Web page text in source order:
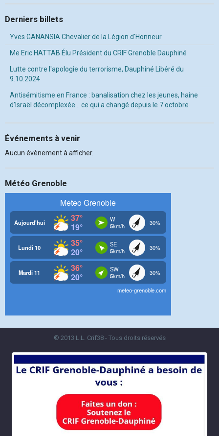
Derniers billets
Yves GANANSIA Chevalier de la Légion d'Honneur
Me Eric HATTAB Élu Président du CRIF Grenoble Dauphiné
Lutte contre l'apologie du terrorisme, Dauphiné Libéré du
9.10.2024
Antisémitisme en France : banalisation chez les jeunes, haine
d’Israël décomplexée… ce qui a changé depuis le 7 octobre
Événements à venir
Aucun évènement à afficher.
Météo Grenoble
© 2013 L.L. Crif38 - Tous droits réservés